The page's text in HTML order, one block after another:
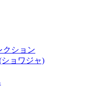
クション
ショワジャ)